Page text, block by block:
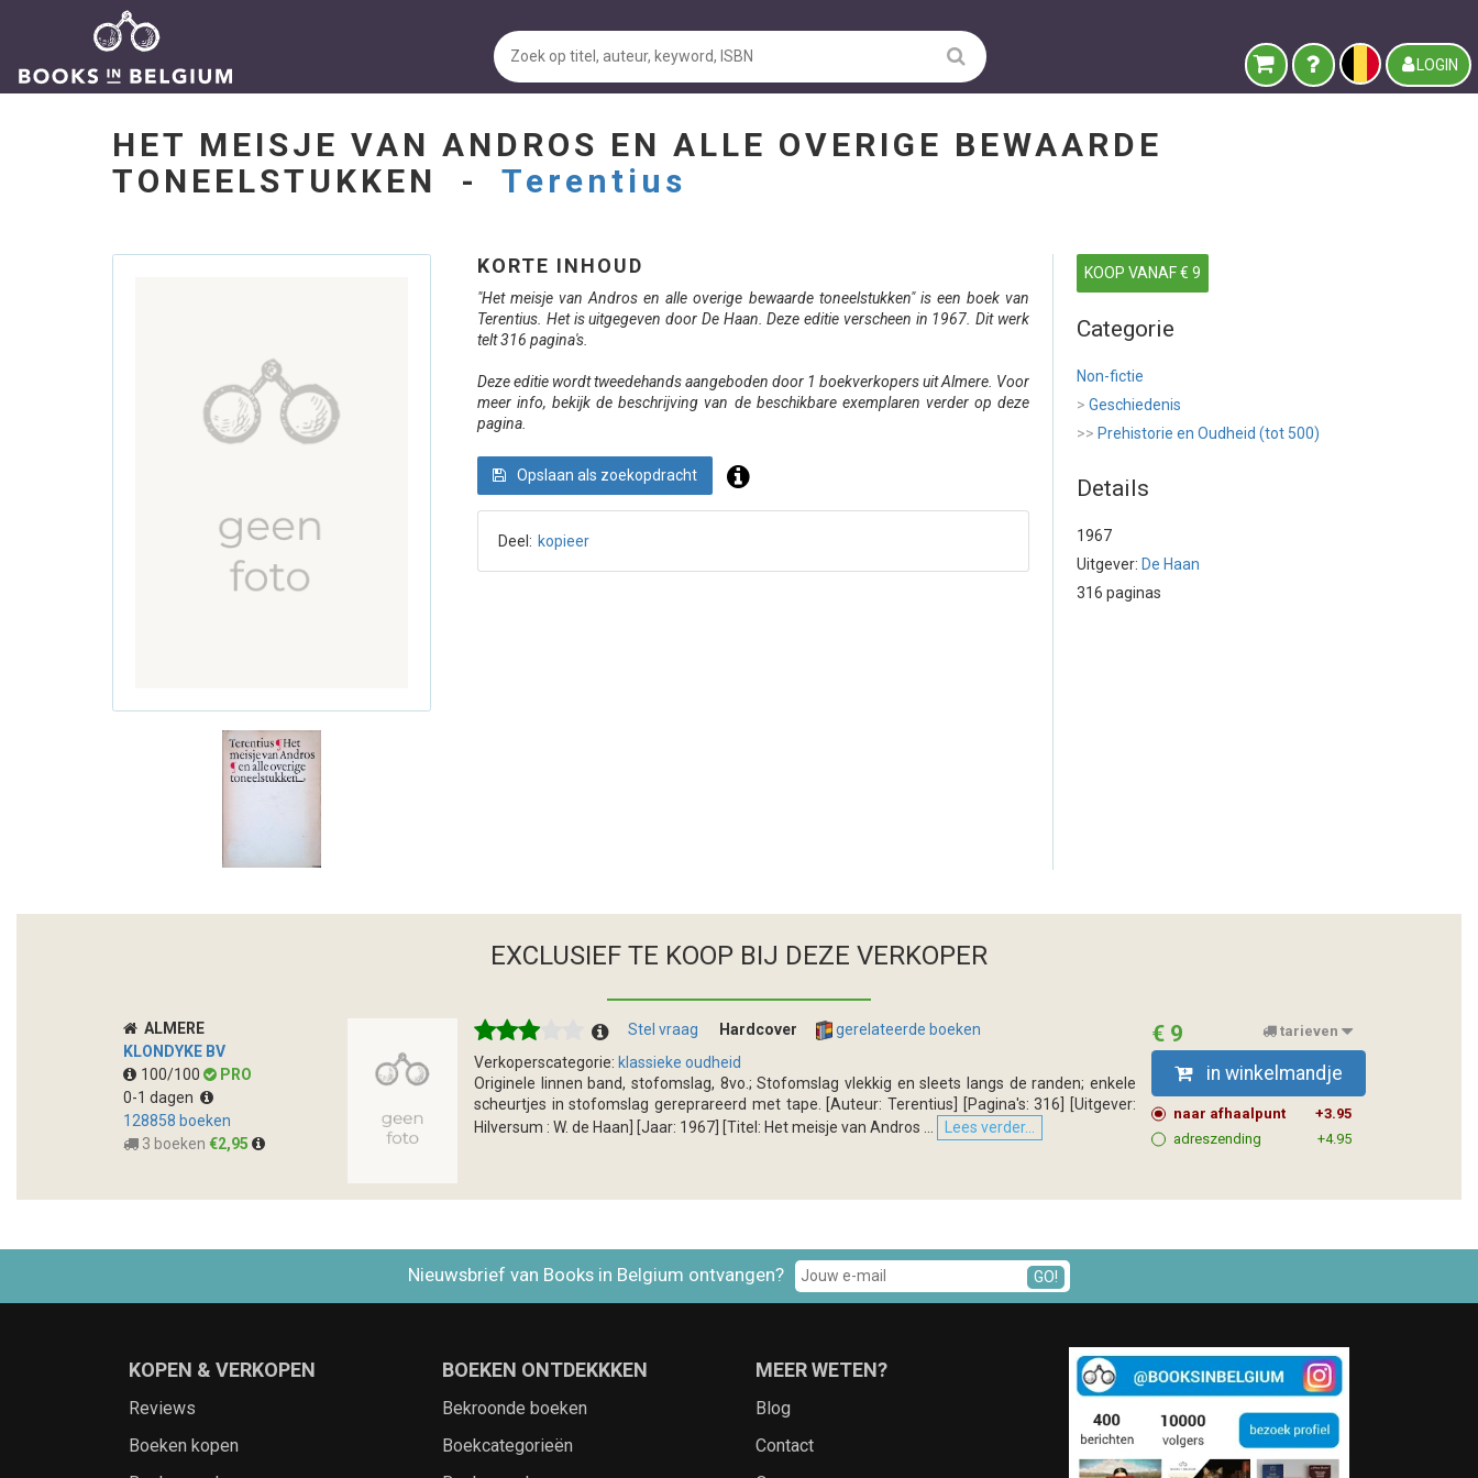
LOGIN
HET MEISJE VAN ANDROS EN ALLE OVERIGE BEWAARDE
TONEELSTUKKEN - Terentius
KORTE INHOUD
"Het meisje van Andros en alle overige bewaarde toneelstukken" is een boek van
Terentius. Het is uitgegeven door De Haan. Deze editie verscheen in 1967. Dit werk
telt 316 pagina's.
Deze editie wordt tweedehands aangeboden door 1 boekverkopers uit Almere. Voor
meer info, bekijk de beschrijving van de beschikbare exemplaren verder op deze
pagina.
Opslaan als zoekopdracht
Deel: kopieer
KOOP VANAF € 9
Categorie
Non-fictie
> Geschiedenis
>> Prehistorie en Oudheid (tot 500)
Details
1967
Uitgever: De Haan
316 paginas
EXCLUSIEF TE KOOP BIJ DEZE VERKOPER
ALMERE
KLONDYKE BV
100/100
PRO
0-1 dagen
128858 boeken
3 boeken €2,95
Stel vraag Hardcover
gerelateerde boeken
Verkoperscategorie: klassieke oudheid
Originele linnen band, stofomslag, 8vo.; Stofomslag vlekkig en sleets langs de randen; enkele
scheurtjes in stofomslag gereprareerd met tape. [Auteur: Terentius] [Pagina's: 316] [Uitgever:
Hilversum : W. de Haan] [Jaar: 1967] [Titel: Het meisje van Andros ...
Lees verder...
€ 9 tarieven
in winkelmandje
naar afhaalpunt
+3.95
adreszending
+4.95
Nieuwsbrief van Books in Belgium ontvangen? GO!
KOPEN & VERKOPEN
Reviews
Boeken kopen
BOEKEN ONTDEKKKEN
Bekroonde boeken
Boekcategorieën
MEER WETEN?
Blog
Contact